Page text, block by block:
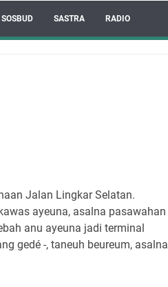
SOSBUD SASTRA RADIO
Jalan Lingkar Selatan.
ayeuna, asalna pasawahan
anu ayeuna jadi terminal
gedé -, taneuh beureum, asalna